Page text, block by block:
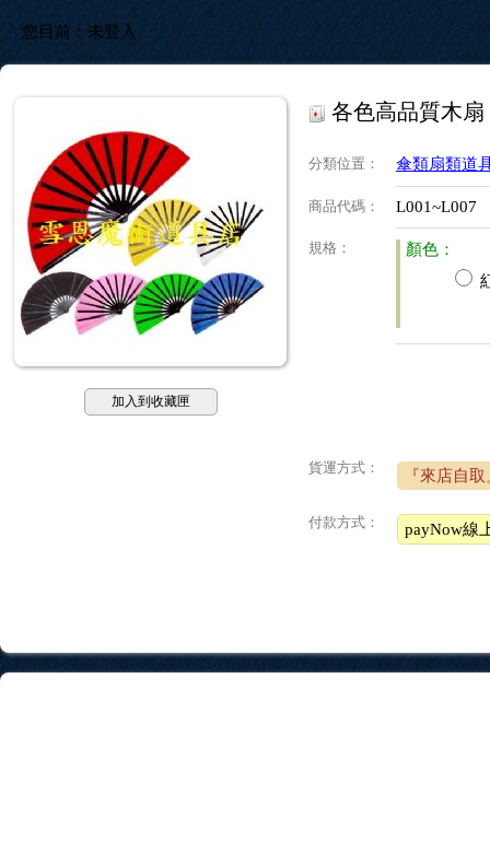
您目前： 未登入
加入到收藏匣
各色高品質木扇
分類位置 ： 傘類扇類道
商品代碼 ： L001~L007
規格 ：
顏色：
貨運方式： 『來店自取
付款方式： payNow線